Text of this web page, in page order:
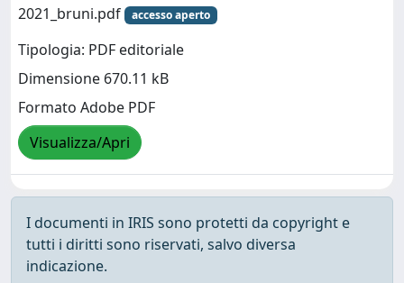
2021_bruni.pdf
accesso aperto
Tipologia: PDF editoriale
Dimensione 670.11 kB
Formato Adobe PDF
Visualizza/Apri
I documenti in IRIS sono protetti da copyright e
tutti i diritti sono riservati, salvo diversa
indicazione.